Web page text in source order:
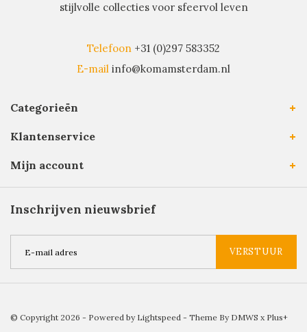
stijlvolle collecties voor sfeervol leven
Telefoon +31 (0)297 583352
E-mail info@komamsterdam.nl
Categorieën
Klantenservice
Mijn account
Inschrijven nieuwsbrief
VERSTUUR
© Copyright 2026 - Powered by Lightspeed - Theme By DMWS x Plus+